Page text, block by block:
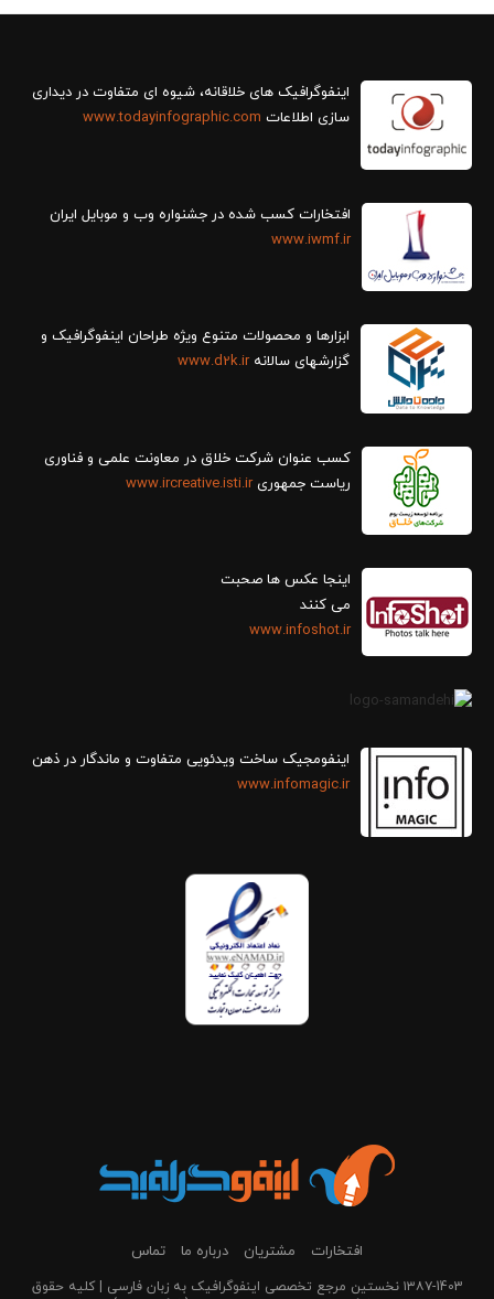
سازی اطلاعات www.todayinfographic.com
افتخارات کسب شده در جشنواره وب و موبایل ایران
www.iwmf.ir
ابزارها و محصولات متنوع ویژه طراحان اینفوگرافیک و
گزارش‎های سالانه
www.d2k.ir
کسب عنوان شرکت خلاق در معاونت علمی و فناوری
ریاست جمهوریwww.ircreative.isti.ir
اینجا عکس ها صحبت
می کنند
www.infoshot.ir
اینفومجیک ساخت ویدئویی متفاوت و ماندگار در ذهن
www.infomagic.ir
افتخارات مشتریان درباره ما تماس
۱۳۸۷-1403 نخستین مرجع تخصصی اینفوگرافیک به زبان فارسی | کلیه حقوق